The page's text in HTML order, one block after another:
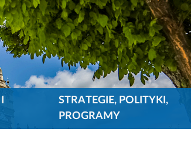
STRATEGIE, POLITYKI,
PROGRAMY